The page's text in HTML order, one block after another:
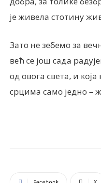
је живела стотину
Зато не зебемо за
већ се још сада
од овога света, и
срцима само једно –